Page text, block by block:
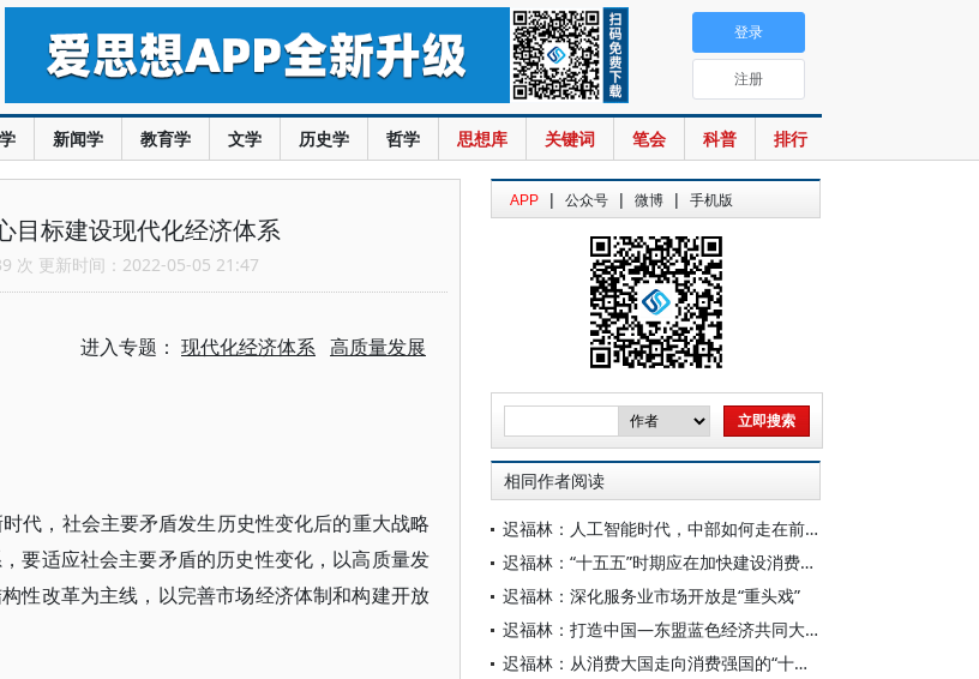
新闻学 教育学 文学 历史学 哲学 思想库 关键词 笔会 科普 排行
登录
注册
目标建设现代化经济体系
次 更新时间：2022-05-05 21:47
进入专题： 现代化经济体系 高质量发展
代，社会主要矛盾发生历史性变化后的重大战略
要适应社会主要矛盾的历史性变化，以高质量发
性改革为主线，以完善市场经济体制和构建开放
APP | 公众号 | 微博 | 手机版
相同作者阅读
迟福林：人工智能时代，中部如何走在前？
迟福林：“十五五”时期应在加快建设消费强国上发力
迟福林：深化服务业市场开放是“重头戏”
迟福林：打造中国—东盟蓝色经济共同大市场的战略平台
迟福林：从消费大国走向消费强国的“十五五”